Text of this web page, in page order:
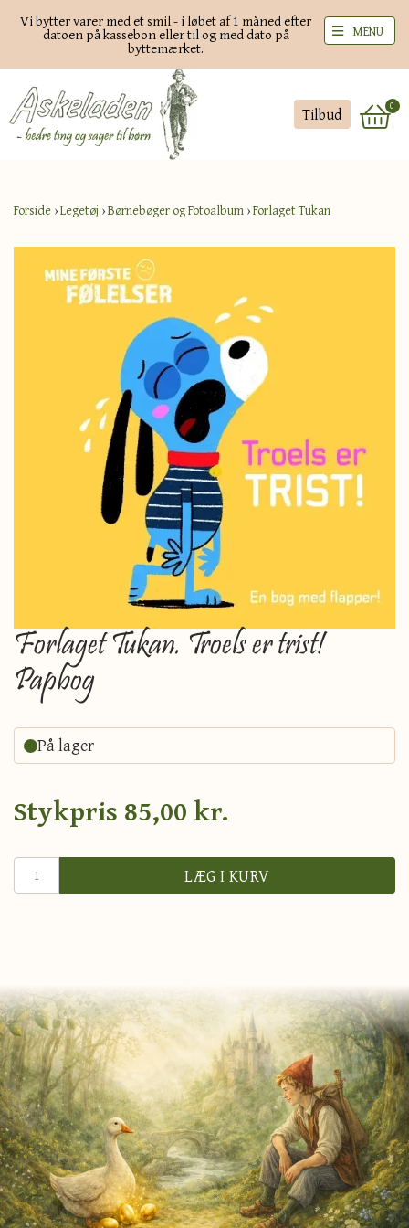
Vi bytter varer med et smil - i løbet af 1 måned efter
datoen på kassebon eller til og med dato på
byttemærket.
Tilbud 0
MENU
Forside ›Legetøj ›Børnebøger og Fotoalbum ›Forlaget Tukan
Forlaget Tukan. Troels er trist!
Papbog
På lager
Stykpris 85,00 kr.
LÆG I KURV